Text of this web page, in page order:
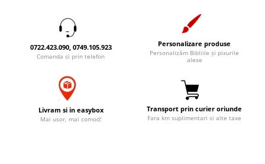
Despre biserica
Predici/ Schite de predici
Resurse studiu biblic
Instrumente teologice
Comentarii
Pix+Semn de carte
Produse din lemn
Accesorii birou
Tablouri din lemn
Pungi cadou cu versete
Magneti
Suport pahar
Carti postale
Magneti
0722.423.090, 0749.105.923
Comanda si prin telefon
Personalizare produse
Personalizăm Bibliile și pixurile
alese
Livram si in easybox
Mai usor, mai comod!
Transport prin curier oriunde
Fara km suplimentari si alte taxe